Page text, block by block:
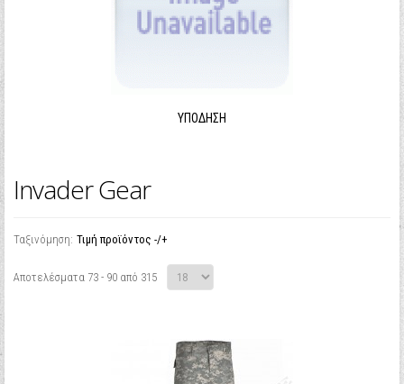
ΥΠΌΔΗΣΗ
Invader Gear
Ταξινόμηση: Τιμή προϊόντος -/+
Αποτελέσματα 73 - 90 από 315